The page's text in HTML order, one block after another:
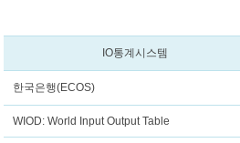
IO통계시스템
한국은행(ECOS)
WIOD: World Input Output Table